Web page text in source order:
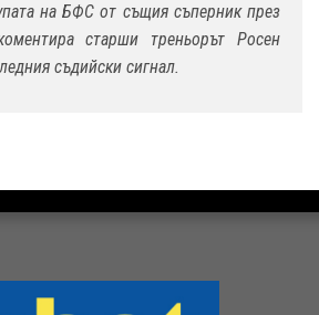
на БФС от същия съперник през
старши треньорът Росен
съдийски сигнал.